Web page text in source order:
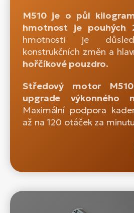
M510 je o půl
hmotnost je pouhých
hmotnosti je
konstrukčních změn a
hořčíkové pouzdro.
Středový motor
upgrade výkonného
Maximální podpora
až na 120 otáček za